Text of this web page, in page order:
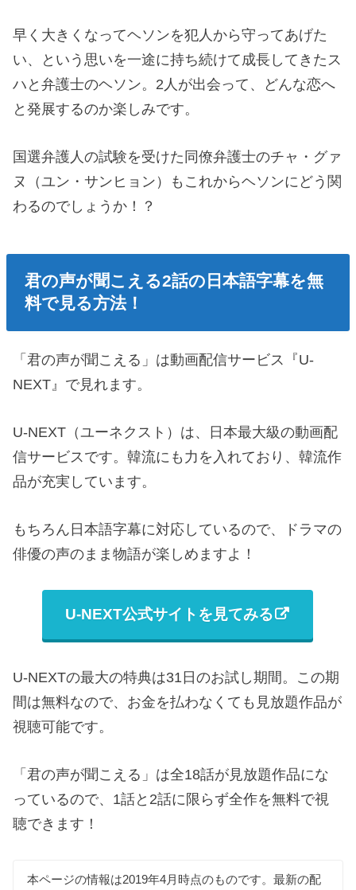
早く大きくなってヘソンを犯人から守ってあげた
い、という思いを一途に持ち続けて成長してきたス
ハと弁護士のヘソン。2人が出会って、どんな恋へ
と発展するのか楽しみです。
国選弁護人の試験を受けた同僚弁護士のチャ・グァ
ヌ（ユン・サンヒョン）もこれからヘソンにどう関
わるのでしょうか！？
君の声が聞こえる2話の日本語字幕を無
料で見る方法！
「君の声が聞こえる」は動画配信サービス『U-
NEXT』で見れます。
U-NEXT（ユーネクスト）は、日本最大級の動画配
信サービスです。韓流にも力を入れており、韓流作
品が充実しています。
もちろん日本語字幕に対応しているので、ドラマの
俳優の声のまま物語が楽しめますよ！
U-NEXT公式サイトを見てみる
U-NEXTの最大の特典は31日のお試し期間。この期
間は無料なので、お金を払わなくても見放題作品が
視聴可能です。
「君の声が聞こえる」は全18話が見放題作品にな
っているので、1話と2話に限らず全作を無料で視
聴できます！
本ページの情報は2019年4月時点のものです。最新の配